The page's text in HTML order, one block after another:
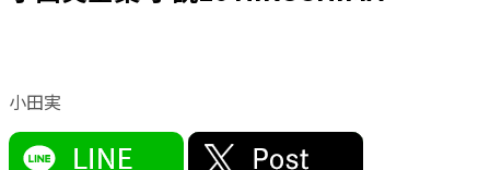
小田実